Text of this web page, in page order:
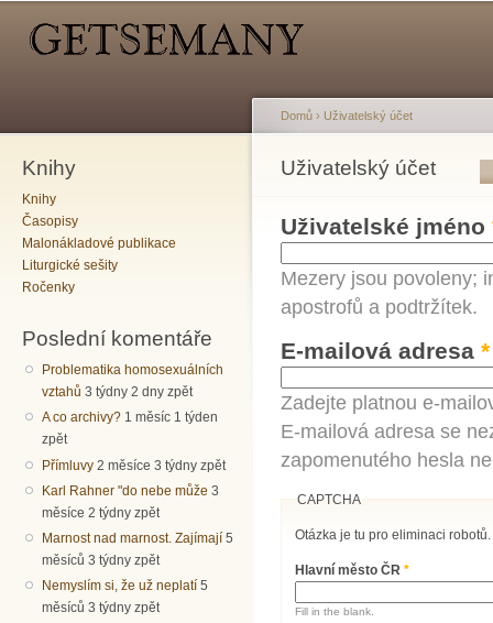
Knihy
Knihy
Časopisy
Malonákladové publikace
Liturgické sešity
Ročenky
Poslední komentáře
Problematika homosexuálních
vztahů 3 týdny 2 dny zpět
A co archivy? 1 měsíc 1 týden
zpět
Přímluvy 2 měsíce 3 týdny zpět
Karl Rahner "do nebe může 3
měsíce 2 týdny zpět
Marnost nad marnost. Zajímají 5
měsíců 3 týdny zpět
Nemyslím si, že už neplatí 5
měsíců 3 týdny zpět
Jste zde
Domů › Uživatelský účet
Uživatelský účet
Hlavní záložky
Uživatelské jméno
Mezery jsou povoleny;
apostrofů a podtržítek.
E-mailová adresa *
Zadejte platnou e-
E-mailová adresa se
zapomenutého hesla
CAPTCHA
Otázka je tu pro eliminaci robotů.
Hlavní město ČR*
Fill in the blank.